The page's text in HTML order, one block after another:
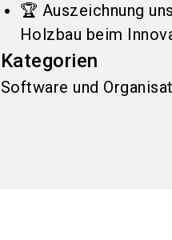
🏆 Auszeichnung
Holzbau beim
Kategorien
Software und